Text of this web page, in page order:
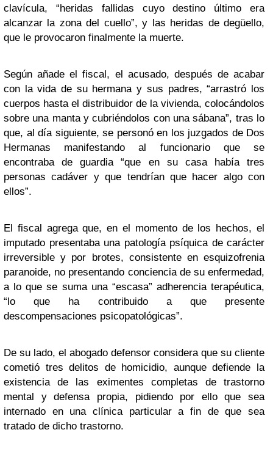
clavícula, “heridas fallidas cuyo destino último era
alcanzar la zona del cuello”, y las heridas de degüello,
que le provocaron finalmente la muerte.
Según añade el fiscal, el acusado, después de acabar
con la vida de su hermana y sus padres, “arrastró los
cuerpos hasta el distribuidor de la vivienda, colocándolos
sobre una manta y cubriéndolos con una sábana”, tras lo
que, al día siguiente, se personó en los juzgados de Dos
Hermanas manifestando al funcionario que se
encontraba de guardia “que en su casa había tres
personas cadáver y que tendrían que hacer algo con
ellos”.
El fiscal agrega que, en el momento de los hechos, el
imputado presentaba una patología psíquica de carácter
irreversible y por brotes, consistente en esquizofrenia
paranoide, no presentando conciencia de su enfermedad,
a lo que se suma una “escasa” adherencia terapéutica,
“lo que ha contribuido a que presente
descompensaciones psicopatológicas”.
De su lado, el abogado defensor considera que su cliente
cometió tres delitos de homicidio, aunque defiende la
existencia de las eximentes completas de trastorno
mental y defensa propia, pidiendo por ello que sea
internado en una clínica particular a fin de que sea
tratado de dicho trastorno.